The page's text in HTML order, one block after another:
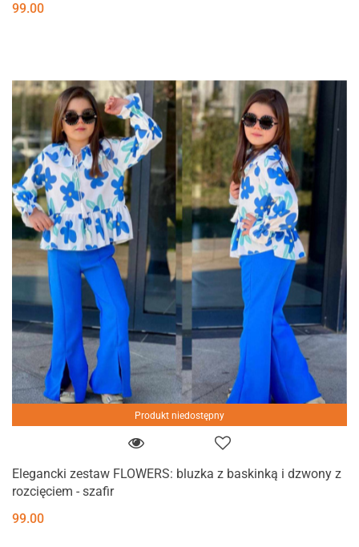
99.00
Produkt niedostępny
Elegancki zestaw FLOWERS: bluzka z baskinką i dzwony z
rozcięciem - szafir
99.00